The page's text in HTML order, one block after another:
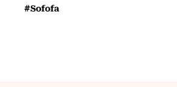
#Sofofa